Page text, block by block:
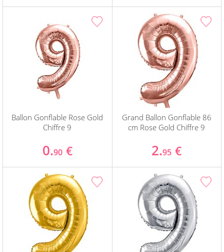
Ballon Gonflable Rose Gold
Chiffre 9
0.90 €
Grand Ballon Gonflable 86
cm Rose Gold Chiffre 9
2.95 €